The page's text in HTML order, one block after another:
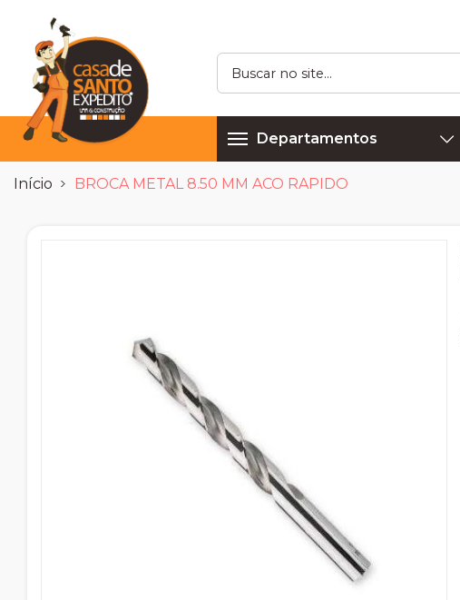
Departamentos
Início BROCA METAL 8.50 MM ACO RAPIDO